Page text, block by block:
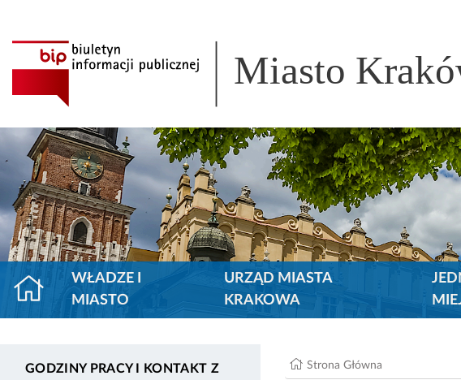
Miasto
WŁADZE I
MIASTO
URZĄD MIASTA
KRAKOWA
GODZINY PRACY I KONTAKT Z
Strona Główna